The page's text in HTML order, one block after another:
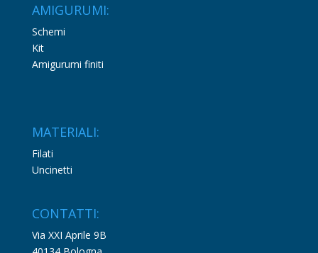
AMIGURUMI:
Schemi
Kit
Amigurumi finiti
MATERIALI:
Filati
Uncinetti
CONTATTI:
Via XXI Aprile 9B